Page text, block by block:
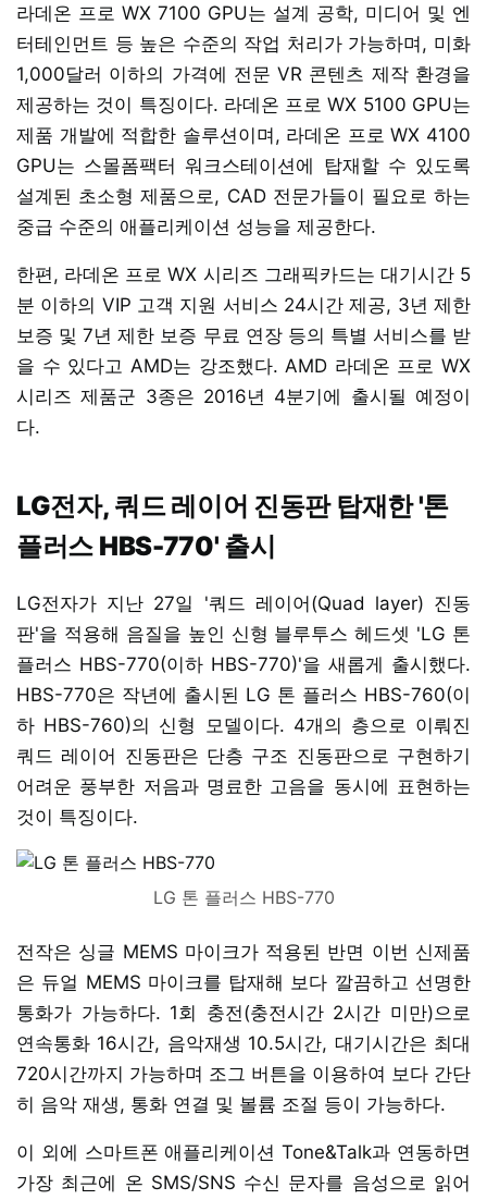
라데온 프로 WX 7100 GPU는 설계 공학, 미디어 및 엔
터테인먼트 등 높은 수준의 작업 처리가 가능하며, 미화
1,000달러 이하의 가격에 전문 VR 콘텐츠 제작 환경을
제공하는 것이 특징이다. 라데온 프로 WX 5100 GPU는
제품 개발에 적합한 솔루션이며, 라데온 프로 WX 4100
GPU는 스몰폼팩터 워크스테이션에 탑재할 수 있도록
설계된 초소형 제품으로, CAD 전문가들이 필요로 하는
중급 수준의 애플리케이션 성능을 제공한다.
한편, 라데온 프로 WX 시리즈 그래픽카드는 대기시간 5
분 이하의 VIP 고객 지원 서비스 24시간 제공, 3년 제한
보증 및 7년 제한 보증 무료 연장 등의 특별 서비스를 받
을 수 있다고 AMD는 강조했다. AMD 라데온 프로 WX
시리즈 제품군 3종은 2016년 4분기에 출시될 예정이
다.
LG전자, 쿼드 레이어 진동판 탑재한 '톤
플러스 HBS-770' 출시
LG전자가 지난 27일 '쿼드 레이어(Quad layer) 진동
판'을 적용해 음질을 높인 신형 블루투스 헤드셋 'LG 톤
플러스 HBS-770(이하 HBS-770)'을 새롭게 출시했다.
HBS-770은 작년에 출시된 LG 톤 플러스 HBS-760(이
하 HBS-760)의 신형 모델이다. 4개의 층으로 이뤄진
쿼드 레이어 진동판은 단층 구조 진동판으로 구현하기
어려운 풍부한 저음과 명료한 고음을 동시에 표현하는
것이 특징이다.
LG 톤 플러스 HBS-770
전작은 싱글 MEMS 마이크가 적용된 반면 이번 신제품
은 듀얼 MEMS 마이크를 탑재해 보다 깔끔하고 선명한
통화가 가능하다. 1회 충전(충전시간 2시간 미만)으로
연속통화 16시간, 음악재생 10.5시간, 대기시간은 최대
720시간까지 가능하며 조그 버튼을 이용하여 보다 간단
히 음악 재생, 통화 연결 및 볼륨 조절 등이 가능하다.
이 외에 스마트폰 애플리케이션 Tone&Talk과 연동하면
가장 최근에 온 SMS/SNS 수신 문자를 음성으로 읽어